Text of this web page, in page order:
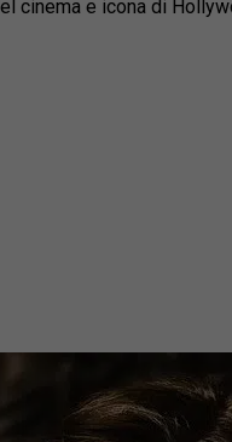
cinema e icona di